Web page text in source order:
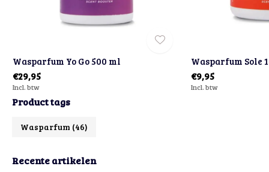
Wasparfum Yo Go 500 ml
€29,95
Incl. btw
Wasparfum Sole
€9,95
Incl. btw
Product tags
Wasparfum (46)
Recente artikelen